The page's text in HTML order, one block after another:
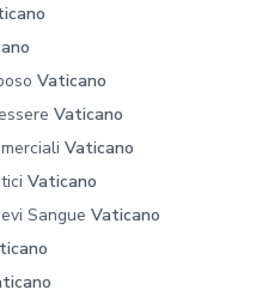
Vaticano
Vaticano
Vaticano
Vaticano
Sangue Vaticano